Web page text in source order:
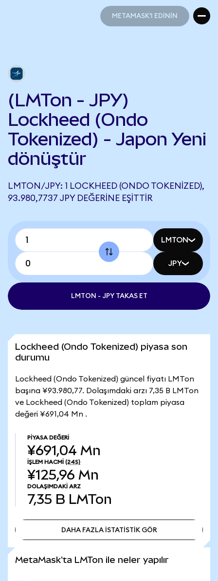
METAMASK'I EDİNİN
(LMTon - JPY)
Lockheed (Ondo
Tokenized) - Japon Yeni
dönüştür
LMTON/JPY: 1 LOCKHEED (ONDO TOKENIZED),
93.980,7737 JPY DEĞERINE EŞITTIR
LMTON
JPY
LMTON - JPY TAKAS ET
Lockheed (Ondo Tokenized) piyasa son
durumu
Lockheed (Ondo Tokenized) güncel fiyatı LMTon
başına ¥93.980,77. Dolaşımdaki arzı 7,35 B LMTon
ve Lockheed (Ondo Tokenized) toplam piyasa
değeri ¥691,04 Mn .
PIYASA DEĞERI
¥691,04 Mn
İŞLEM HACMI (24S)
¥125,96 Mn
DOLAŞIMDAKI ARZ
7,35 B LMTon
DAHA FAZLA İSTATİSTİK GÖR
MetaMask'ta LMTon ile neler yapılır